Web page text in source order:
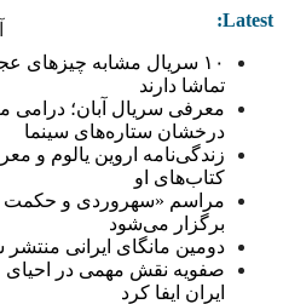
Latest:
۱۰ سریال مشابه چیزهای
تماشا دارند
معرفی سریال آبان؛ درامی
درخشان ستاره‌های سینما
زندگی‌نامه اروین یالوم و
کتاب‌های او
مراسم «سهروردی و حکمت
برگزار می‌شود
دومین مانگای ایرانی منتشر
صفویه نقش مهمی در احیای
ایران ایفا کرد